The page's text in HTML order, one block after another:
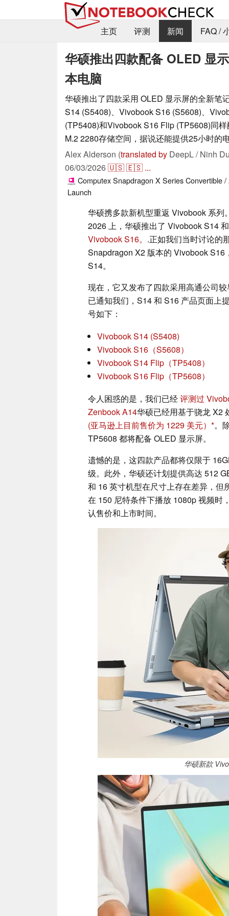
主页 评测 新闻 FAQ /
华硕推出四款配备 OLED 显
本电脑
华硕推出了四款采用 OLED 显示屏的全新笔
S14 (S5408)、Vivobook S16 (S5608)、
(TP5408)和Vivobook S16 Flip (TP5608)同
M.2 2280存储空间，据说还能提供25小时的
Alex Alderson (translated by DeepL / Ninh
06/03/2026🇺🇸🇪🇸 ...
Computex Snapdragon X Series Convertible /
Launch
华硕携多款新机型重返 Vivobook 系列
2026 上，华硕推出了 Vivobook S14
Vivobook S16。 .正如我们当时讨论的
Snapdragon X2 版本的 Vivobook
S14。
现在，它又发布了四款采用高通公司
已通知我们，S14 和 S16 产品页面上
号如下：
Vivobook S14 (S5408)
Vivobook S16（S5608）
Vivobook S14 Flip（TP5408）
Vivobook S16 Flip（TP5608）
令人困惑的是，我们已经评测过
Zenbook A14华硕已经用基于骁龙 X2
(亚马逊上目前售价为 1229 美元）
。
TP5608 都将配备 OLED 显示屏。
遗憾的是，这四款产品都将仅限于
级。此外，华硕还计划提供高达 512
和 16 英寸机型在尺寸上存在差异，
在 150 尼特条件下播放 1080p 视频时
认售价和上市时间。
华硕新款